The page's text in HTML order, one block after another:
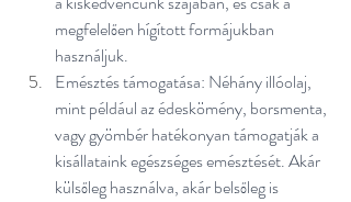
megfelelően hígított formájukban
használjuk.
Emésztés támogatása: Néhány illóolaj,
mint például az édeskömény, borsmenta,
vagy gyömbér hatékonyan támogatják a
kisállataink egészséges emésztését. Akár
külsőleg használva, akár belsőleg is